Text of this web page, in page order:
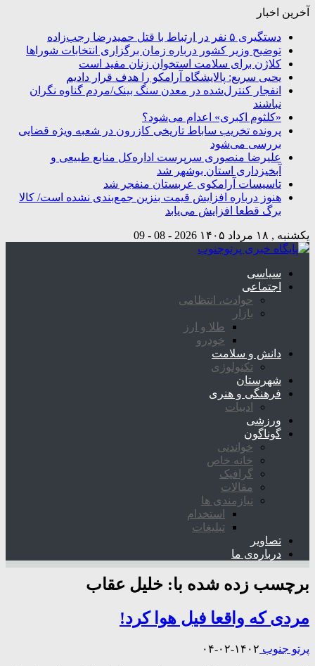
آخرین اخبار
دستگیری ۵ نفر در ارتباط با قتل حمیدرضا رجب‌زاده
توضیح وزیر کشور درباره زمان برگزاری انتخابات شوراها
کلاژن برای سلامت استخوان زنان مفید است
یحیی سریع: پالایشگاه آرامکو را هدف قرار دادیم
انفجار کنترل‌شده در معدن سنگ بینک/مردم گناوه نگران
نباشند
«کلثوم اکبری» اعدام می‌شود؟
پرونده تخریب ساباط تاریخی کازرون در شعبه ویژه قضایی
بررسی می‌شود
علیرضا منصوری سرپرست اداره‌کل منابع طبیعی و
آبخیزداری استان بوشهر شد
تاسیسات آرامکوی عربستان منفجر شد
هنوز درباره افزایش قیمت بنزین جمع‌بندی نشده است/ کالا
برگ قطعا افزایش می‌یابد
یکشنبه , ۱۸ مرداد ۱۴۰۵ 2026 - 08 - 09
سیاسی
اجتماعی
حوادث، انتظامی
بازار
طلا و ارز
خودرو
دانش و سلامت
تکنولوژی
شهرستان
فرهنگی و هنری
ادبیات
ورزشی
گوناگون
خواندنی
خانه خاص
گرافیک
مقالات
نیازمندی ها
استخدام
تبلیغات
تصاویر
درباره‌ی ما
برچسب زده شده با: خلیل عقاب
مردی که واقعا فیل هوا کرد!
پرتو جنوب ۱۴۰۲-۰۲-۰۴